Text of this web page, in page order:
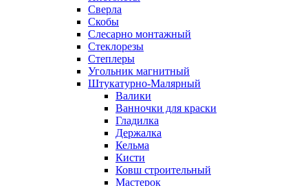
Сверла
Скобы
Слесарно монтажный
Стеклорезы
Степлеры
Угольник магнитный
Штукатурно-Малярный
Валики
Ванночки для краски
Гладилка
Держалка
Кельма
Кисти
Ковш строительный
Мастерок